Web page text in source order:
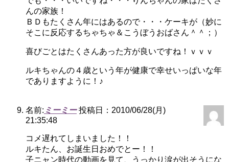
んの家族！
ＢＤもたくさん年にはあるので・・・ケーキが（妙に
そこに反応するちゃちゃ＆こうぼうおばさん＾＾；）
喜びごとはたくさんあった方が良いですね！ｖｖｖ
ルキちゃんの４歳という年が健康で幸せいっぱいな年
でありますように！♪
名前: ミーミー 投稿日：2010/06/28(月)
21:35:48
コメ遅れてしまいました！！
ルキたん、お誕生日おめでとー！！
子ニャン時代の動画を見て、うっかり涙が出そうにな